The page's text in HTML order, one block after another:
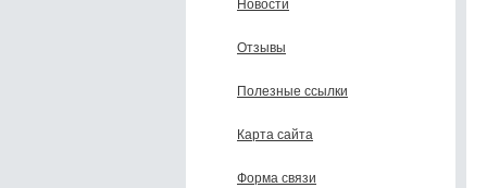
Новости
Отзывы
Полезные ссылки
Карта сайта
Форма связи